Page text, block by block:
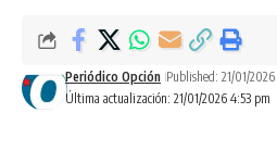
Última actualización: 21/01/2026 4:53 pm
Periódico Opción Published: 21/01/2026